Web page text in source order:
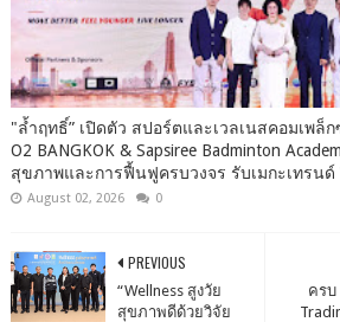
"ล้ำฤทธิ์” เปิดตัว สปอร์ตและเวลเนสคอมเพล็
O2 BANGKOK & Sapsiree Badminton
สุขภาพและการฟื้นฟูครบวงจร รับเมกะเทรนด์
August 02, 2026 0
ครบ
PREVIOUS
“Wellness สูงวัย
สุขภาพดีด้วยวิจัย